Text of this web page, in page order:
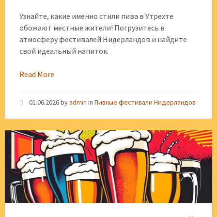
Узнайте, какие именно стили пива в Утрехте
обожают местные жители! Погрузитесь в
атмосферу фестивалей Нидерландов и найдите
свой идеальный напиток.
Read More
01.06.2026byadmin in Пивные фестивали Нидерландов